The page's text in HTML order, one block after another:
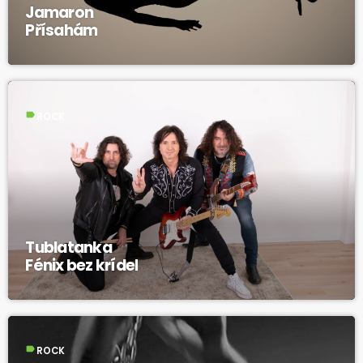
Jamaron
Přísahám
label
Tublatanka
Fénix bez krídel
label ROCK